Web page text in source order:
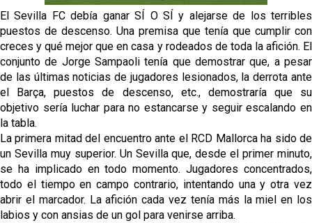
Vargas y Sow se incorporan al grupo en la sesión
del martes
Odysseas Vlachodimos: “El objetivo es mejorar la
temporada pasada”
El Sevilla FC empieza a inscribir a los nuevos
fichajes
Opinión | "Carta abierta a Alberto Flores" por Rafa
García
El Sevilla FC debía ganar SÍ O SÍ y alejarse de los terribles
puestos de descenso. Una premisa que tenía que cumplir con
creces y qué mejor que en casa y rodeados de toda la afición. El
conjunto de Jorge Sampaoli tenía que demostrar que, a pesar
de las últimas noticias de jugadores lesionados, la derrota ante
el Barça, puestos de descenso, etc., demostraría que su
objetivo sería luchar para no estancarse y seguir escalando en
la tabla.
La primera mitad del encuentro ante el RCD Mallorca ha sido de
un Sevilla muy superior. Un Sevilla que, desde el primer minuto,
se ha implicado en todo momento. Jugadores concentrados,
todo el tiempo en campo contrario, intentando una y otra vez
abrir el marcador. La afición cada vez tenía más la miel en los
labios y con ansias de un gol para venirse arriba.